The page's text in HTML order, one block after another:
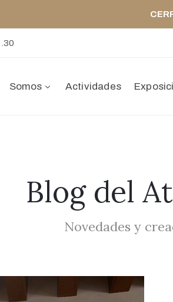
Somos Actividades
Blog del
Novedades y